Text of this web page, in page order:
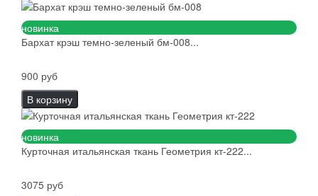
новинка
Бархат крэш темно-зеленый бм-008...
900 руб
В корзину
новинка
Курточная итальянская ткань Геометрия кт-222...
3075 руб